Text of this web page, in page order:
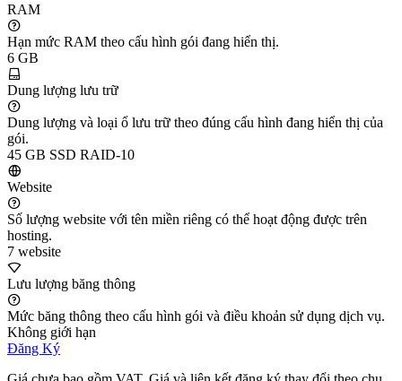
RAM
Hạn mức RAM theo cấu hình gói đang hiển thị.
6 GB
Dung lượng lưu trữ
Dung lượng và loại ổ lưu trữ theo đúng cấu hình đang hiển thị của
gói.
45 GB SSD RAID-10
Website
Số lượng website với tên miền riêng có thể hoạt động được trên
hosting.
7 website
Lưu lượng băng thông
Mức băng thông theo cấu hình gói và điều khoản sử dụng dịch vụ.
Không giới hạn
Đăng Ký